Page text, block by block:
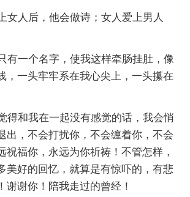
女人后，他会做诗；女人爱上男人
有一个名字，使我这样牵肠挂肚，像
，一头牢牢系在我心尖上，一头攥在
得和我在一起没有感觉的话，我会悄
出，不会打扰你，不会缠着你，不会
祝福你，永远为你祈祷！不管怎样，
美好的回忆，就算是有惊吓的，有悲
谢谢你！陪我走过的曾经！